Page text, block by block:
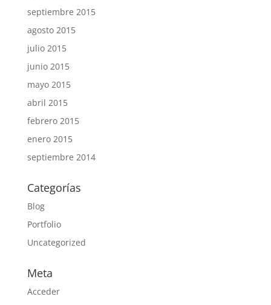
septiembre 2015
agosto 2015
julio 2015
junio 2015
mayo 2015
abril 2015
febrero 2015
enero 2015
septiembre 2014
Categorías
Blog
Portfolio
Uncategorized
Meta
Acceder